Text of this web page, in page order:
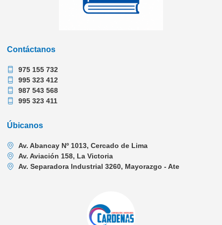
Contáctanos
975 155 732
995 323 412
987 543 568
995 323 411
Úbicanos
Av. Abancay Nº 1013, Cercado de Lima
Av. Aviación 158, La Victoria
Av. Separadora Industrial 3260, Mayorazgo - Ate